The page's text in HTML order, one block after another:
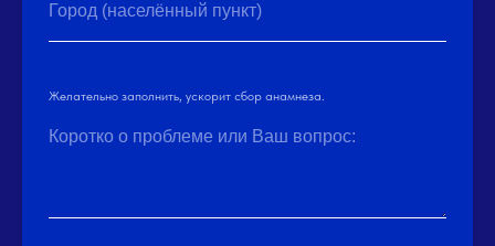
Город (населённый пункт)
Желательно заполнить, ускорит сбор анамнеза.
Коротко о проблеме или Ваш вопрос: